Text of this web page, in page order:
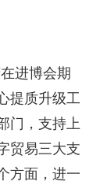
进博会期
提质升级工
门，支持上
贸易三大支
方面，进一